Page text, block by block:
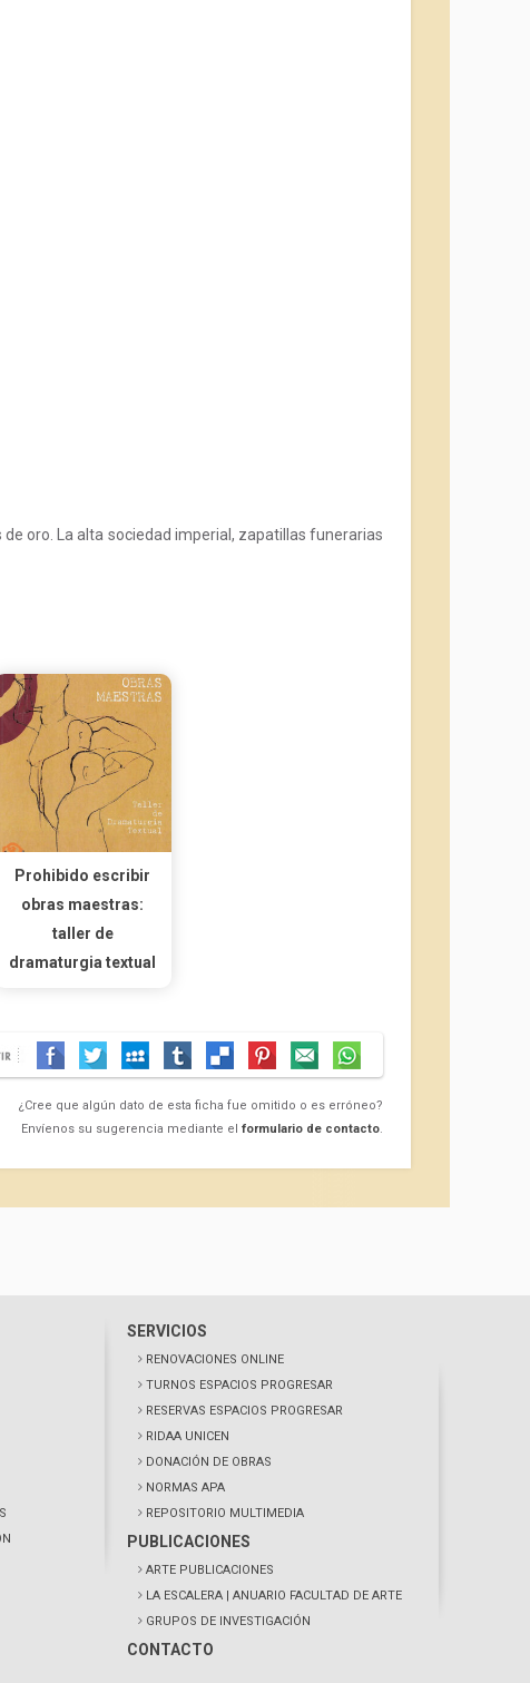
oro. La alta sociedad imperial, zapatillas funerarias
Prohibido escribir
obras maestras:
taller de
dramaturgia textual
¿Cree que algún dato de esta ficha fue omitido o es erróneo?
Envíenos su sugerencia mediante el formulario de contacto.
SERVICIOS
RENOVACIONES ONLINE
TURNOS ESPACIOS PROGRESAR
RESERVAS ESPACIOS PROGRESAR
RIDAA UNICEN
DONACIÓN DE OBRAS
NORMAS APA
REPOSITORIO MULTIMEDIA
PUBLICACIONES
ARTE PUBLICACIONES
LA ESCALERA | ANUARIO FACULTAD DE ARTE
GRUPOS DE INVESTIGACIÓN
CONTACTO